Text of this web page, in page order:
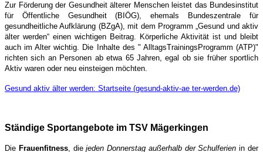
Zur Förderung der Gesundheit älterer Menschen leistet das Bundesinstitut
für Öffentliche Gesundheit (BIÖG), ehemals Bundeszentrale für
gesundheitliche Aufklärung (BZgA), mit dem Programm „Gesund und aktiv
älter werden“ einen wichtigen Beitrag. Körperliche Aktivität ist und bleibt
auch im Alter wichtig. Die Inhalte des " AlltagsTrainingsProgramm (ATP)"
richten sich an Personen ab etwa 65 Jahren, egal ob sie früher sportlich
Aktiv waren oder neu einsteigen möchten.
Gesund aktiv älter werden: Startseite (gesund-aktiv-ae ter-werden.de)
Ständige Sportangebote im TSV Mägerkingen
Die Frauenfitness, diejeden Donnerstag außerhalb der Schulferien in der